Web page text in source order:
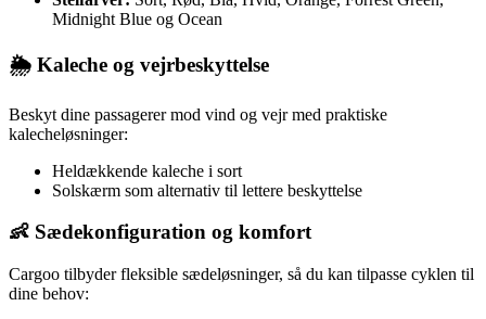
Midnight Blue og Ocean
🌦️ Kaleche og vejrbeskyttelse
Beskyt dine passagerer mod vind og vejr med praktiske
kalecheløsninger:
Heldækkende kaleche i sort
Solskærm som alternativ til lettere beskyttelse
👶 Sædekonfiguration og komfort
Cargoo tilbyder fleksible sædeløsninger, så du kan tilpasse cyklen til
dine behov: